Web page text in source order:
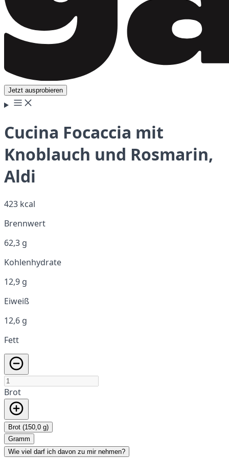
Jetzt ausprobieren
Cucina Focaccia mit
Knoblauch und Rosmarin,
Aldi
423 kcal
Brennwert
62,3 g
Kohlenhydrate
12,9 g
Eiweiß
12,6 g
Fett
Brot
Brot (150,0 g)
Gramm
Wie viel darf ich davon zu mir nehmen?